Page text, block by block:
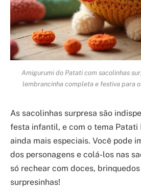
Amigurumi do Patati com sacolinhas
lembrancinha completa e festiva para
As sacolinhas surpresa são
festa infantil, e com o tema Patati
ainda mais especiais. Você pode
dos personagens e colá-los nas
só rechear com doces,
surpresinhas!